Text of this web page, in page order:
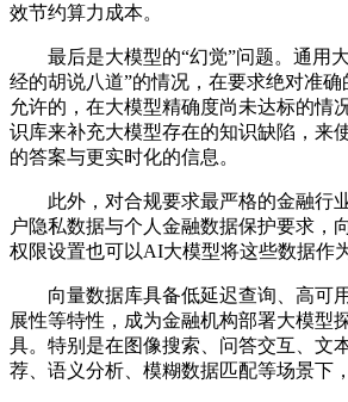
效节约算力成本。
最后是大模型的“幻觉”问题。通用
经的胡说八道”的情况，在要求绝对准
允许的，在大模型精确度尚未达标的情
识库来补充大模型存在的知识缺陷，来
的答案与更实时化的信息。
此外，对合规要求最严格的金融行
户隐私数据与个人金融数据保护要求，
权限设置也可以AI大模型将这些数据作
向量数据库具备低延迟查询、高可
展性等特性，成为金融机构部署大模型
具。特别是在图像搜索、问答交互、文
荐、语义分析、模糊数据匹配等场景下